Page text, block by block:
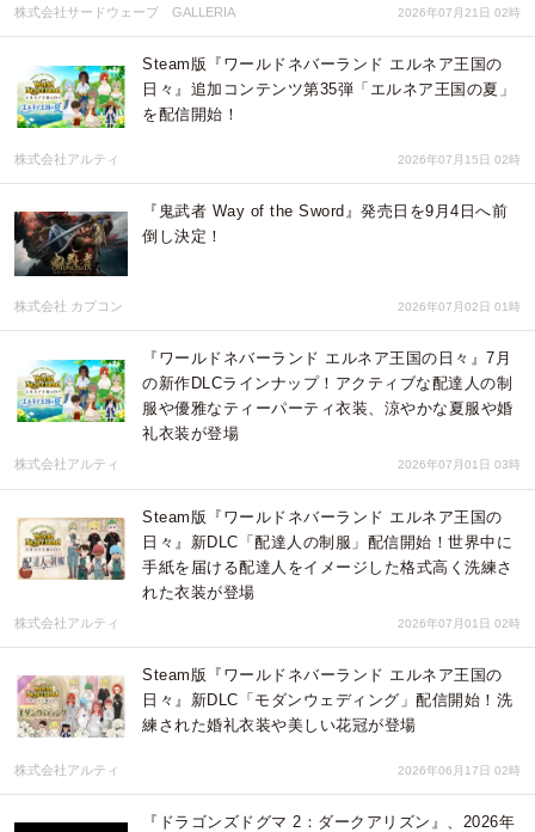
株式会社サードウェーブ GALLERIA 2026年07月21日 02時
Steam版『ワールドネバーランド エルネア王国の
日々』追加コンテンツ第35弾「エルネア王国の夏」
を配信開始！
株式会社アルティ 2026年07月15日 02時
『鬼武者 Way of the Sword』発売日を9月4日へ前
倒し決定！
株式会社 カプコン 2026年07月02日 01時
『ワールドネバーランド エルネア王国の日々』7月
の新作DLCラインナップ！アクティブな配達人の制
服や優雅なティーパーティ衣装、涼やかな夏服や婚
礼衣装が登場
株式会社アルティ 2026年07月01日 03時
Steam版『ワールドネバーランド エルネア王国の
日々』新DLC「配達人の制服」配信開始！世界中に
手紙を届ける配達人をイメージした格式高く洗練さ
れた衣装が登場
株式会社アルティ 2026年07月01日 02時
Steam版『ワールドネバーランド エルネア王国の
日々』新DLC「モダンウェディング」配信開始！洗
練された婚礼衣装や美しい花冠が登場
株式会社アルティ 2026年06月17日 02時
『ドラゴンズドグマ 2：ダークアリズン』、2026年